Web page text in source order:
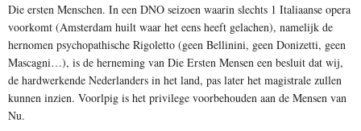
Die ersten Menschen. In een DNO seizoen waarin slechts 1 Italiaanse opera
voorkomt (Amsterdam huilt waar het eens heeft gelachen), namelijk de
hernomen psychopathische Rigoletto (geen Bellinini, geen Donizetti, geen
Mascagni…), is de herneming van Die Ersten Mensen een besluit dat wij,
de hardwerkende Nederlanders in het land, pas later het magistrale zullen
kunnen inzien. Voorlpig is het privilege voorbehouden aan de Mensen van
Nu.